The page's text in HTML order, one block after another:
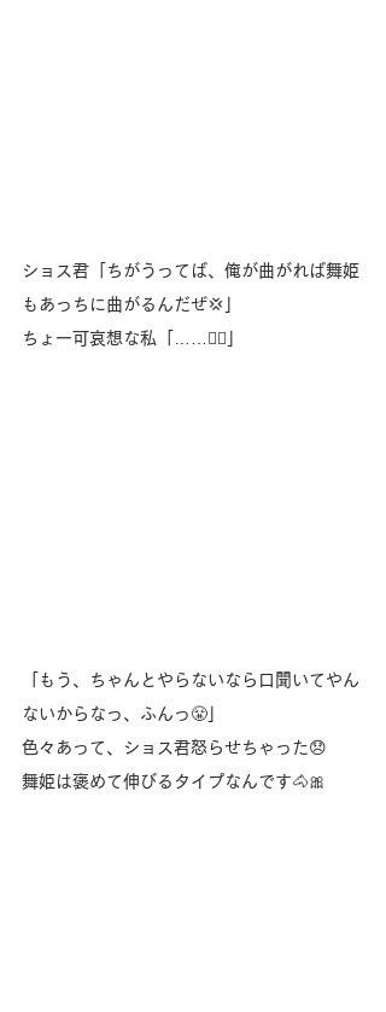
ショス君「ちがうってば、俺が曲がれば舞姫
もあっちに曲がるんだぜ💢」
ちょー可哀想な私「……😮‍💨」
「もう、ちゃんとやらないなら口聞いてやん
ないからなっ、ふんっ😤」
色々あって、ショス君怒らせちゃった😞
舞姫は褒めて伸びるタイプなんです🐴🎀